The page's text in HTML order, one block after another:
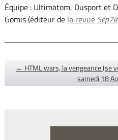
Équipe : Ultimatom, Dusport et
Gomis (éditeur de la revue
← HTML wars, la vengeance (se
samedi 18